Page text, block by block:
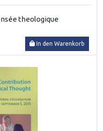
theologique
In den Warenkorb